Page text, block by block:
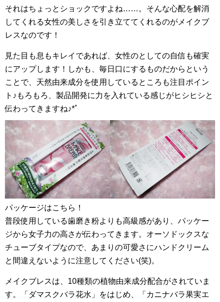
それはちょっとショックですよね……。そんな心配を解消
してくれる女性の美しさを引き立ててくれるのがメイクブ
レスなのです！
見た目も息もキレイであれば、女性のとしての自信も確実
にアップします！しかも、毎日口にするものだからという
ことで、天然由来成分を使用しているところも注目ポイン
ト♪もろもろ、製品開発に力を入れている感じがヒシヒシと
伝わってきますね♪*ﾟ
パッケージはこちら！
普段使用している歯磨き粉よりも高級感があり、パッケー
ジから女子力の高さが伝わってきます。オーソドックスな
チューブタイプなので、あまりの可愛さにハンドクリーム
と間違えないように注意してください(笑)。
メイクブレスは、10種類の植物由来成分配合がされていま
す。「ダマスクバラ花水」をはじめ、「カニナバラ果実エ